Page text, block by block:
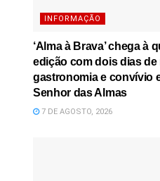
INFORMAÇÃO
‘Alma à Brava’ chega à
edição com dois dias de
gastronomia e convívio
Senhor das Almas
7 DE AGOSTO, 2026